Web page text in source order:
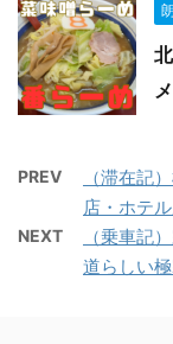
PREV
（滞在記
店・ホテ
NEXT
（乗車記
道らしい